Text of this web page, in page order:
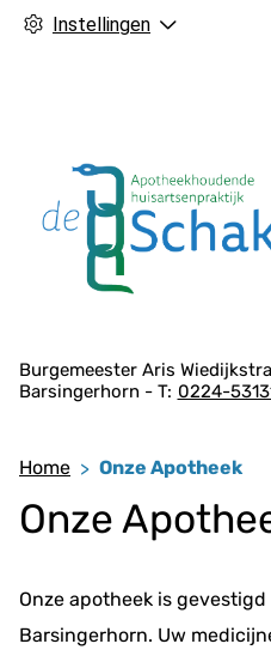
Instellingen
A
d
e
g
e
v
Burgemeester Aris
Barsingerhorn
0224-
Home Onze Apotheek
Onze
Onze apotheek is
Barsingerhorn. Uw